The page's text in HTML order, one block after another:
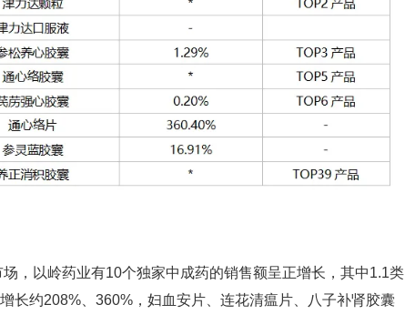
，以岭药业有10个独家中成药的销售额呈正增长，其中1.1类
增长约208% 、360%，妇血安片、连花清瘟片、八子补肾胶囊